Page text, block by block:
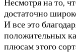
Несмотря на то,
достаточно
И все это
положительных
плюсам этого